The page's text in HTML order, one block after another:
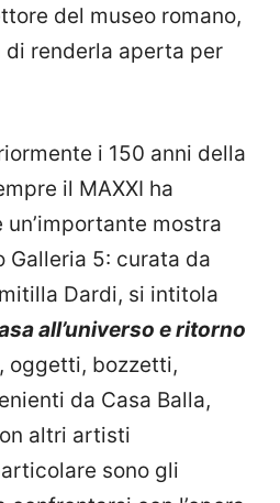
del museo romano,
di renderla aperta per
i 150 anni della
il MAXXI ha
mostra
Galleria 5: curata da
Dardi, si intitola
all’universo e ritorno
oggetti, bozzetti,
da Casa Balla,
altri artisti
sono gli